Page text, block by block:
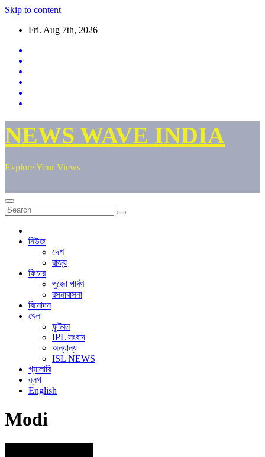
Skip to content
Fri. Aug 7th, 2026
NEWS WAVE INDIA
Explore Your Views
নিউজ
দেশ
রাজ্য
ফিচার
পুজো পার্বণ
রসনাবাসনা
বিনোদন
খেলা
ফুটবল
IPL সংবাদ
অন্যান্য
ISL NEWS
গ্যালারি
ব্লগ
English
Modi